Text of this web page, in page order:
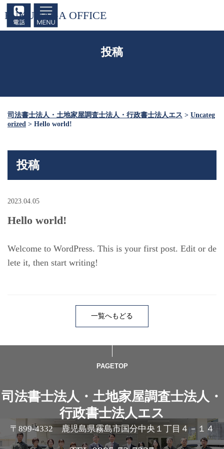
FUKUNAGA OFFICE
投稿
司法書士法人・土地家屋調査士法人・行政書士法人エス > Uncateg
orized > Hello world!
投稿
2023.04.05
Hello world!
Welcome to WordPress. This is your first post. Edit or de
lete it, then start writing!
一覧へもどる
PAGETOP
司法書士法人・土地家屋調査士法人・
行政書士法人エス
〒899-4332 鹿児島県霧島市国分中央１丁目４－１４